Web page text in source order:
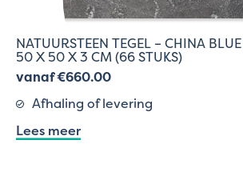
NATUURSTEEN TEGEL – CHINA
50 X 50 X 3 CM (66 STUKS)
vanaf €660.00
Afhaling of levering
Lees meer